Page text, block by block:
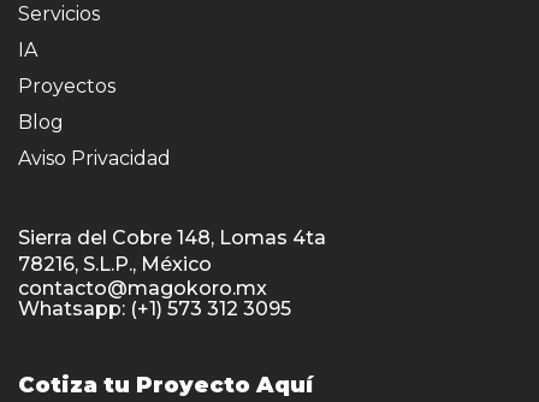
Servicios
IA
Proyectos
Blog
Aviso Privacidad
Sierra del Cobre 148, Lomas 4ta
78216, S.L.P., México
contacto@magokoro.mx
Whatsapp: (+1) 573 312 3095
Cotiza tu Proyecto Aquí